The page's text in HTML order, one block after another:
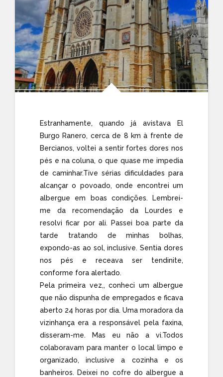
Estranhamente, quando já avistava El
Burgo Ranero, cerca de 8 km à frente de
Bercianos, voltei a sentir fortes dores nos
pés e na coluna, o que quase me impedia
de caminhar.Tive sérias dificuldades para
alcançar o povoado, onde encontrei um
albergue em boas condições. Lembrei-
me da recomendação da Lourdes e
resolvi ficar por ali. Passei boa parte da
tarde tratando de minhas bolhas,
expondo-as ao sol, inclusive. Sentia dores
nos pés e receava ser tendinite,
conforme fora alertado.
Pela primeira vez,, conheci um albergue
que não dispunha de empregados e ficava
aberto 24 horas por dia. Uma moradora da
vizinhança era a responsável pela faxina,
disseram-me. Mas eu não a vi.Todos
colaboravam para manter o local limpo e
organizado, inclusive a cozinha e os
banheiros. Deixei no cofre do albergue a